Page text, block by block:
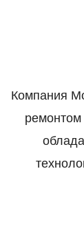
Компания
ремонтом